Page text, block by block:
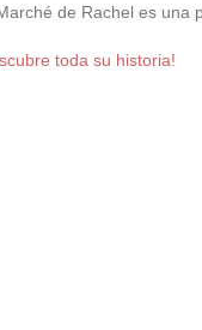
de Rachel es una
toda su historia!